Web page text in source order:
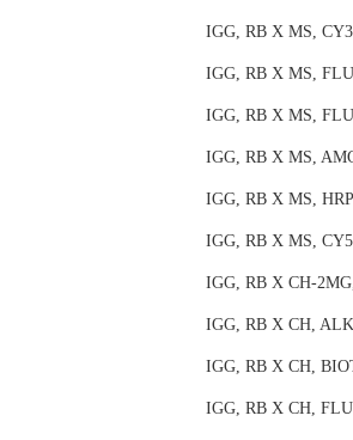
IGG, RB X MS,
IGG, RB X MS,
IGG, RB X MS,
IGG, RB X MS,
IGG, RB X MS,
IGG, RB X MS,
IGG, RB X CH-
IGG, RB X CH,
IGG, RB X CH,
IGG, RB X CH,